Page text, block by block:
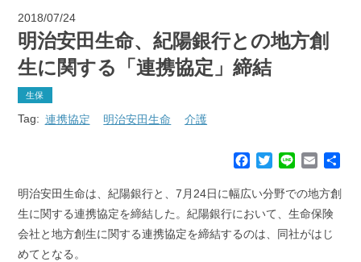
2018/07/24
明治安田生命、紀陽銀行との地方創
生に関する「連携協定」締結
生保
Tag: 連携協定 明治安田生命 介護
c
e
o
T
i
t
e
n
e
E
a
i
明治安田生命は、紀陽銀行と、7月24日に幅広い分野での地方創
生に関する連携協定を締結した。紀陽銀行において、生命保険
会社と地方創生に関する連携協定を締結するのは、同社がはじ
めてとなる。